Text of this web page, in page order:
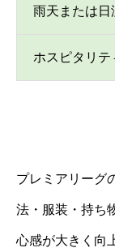
雨天または日
ホスピタリ
プレミアリーグ
法・服装・持ち
心感が大きく向